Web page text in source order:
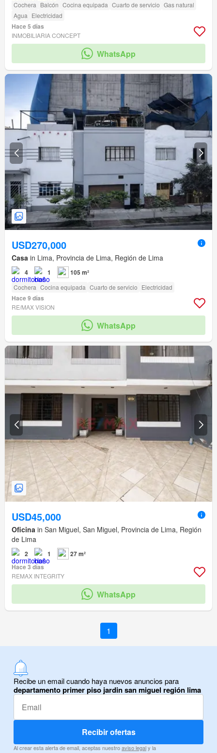
Cochera Balcón Cocina equipada Cuarto de servicio Gas natural
Agua Electricidad
Hace 5 días
INMOBILIARIA CONCEPT
WhatsApp
USD270,000
Casa in Lima, Provincia de Lima, Región de Lima
4 1 105 m²
Cochera Cocina equipada Cuarto de servicio Electricidad
Hace 9 días
RE/MAX VISION
WhatsApp
USD45,000
Oficina in San Miguel, San Miguel, Provincia de Lima, Región
de Lima
2 1
27 m²
Hace 3 días
REMAX INTEGRITY
WhatsApp
1
Recibe un email cuando haya nuevos anuncios para
departamento primer piso jardin san miguel región lima
Recibir ofertas
Al crear esta alerta de email, aceptas nuestroaviso legaly la